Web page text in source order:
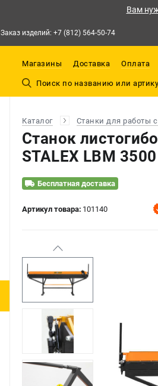
Вам
Заказ изделий: +7 (812) 564-50-74
Магазины Доставка Оплата
Каталог Станки для работы
Станок
STALEX LBM
Бесплатная доставка
Артикул товара: 101140